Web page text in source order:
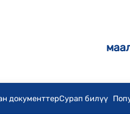
документтерСурап билүү